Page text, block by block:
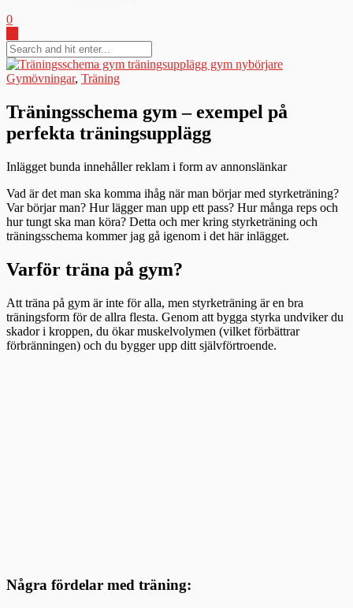
0
Gymövningar, Träning
Träningsschema gym – exempel på
perfekta träningsupplägg
Inlägget bunda innehåller reklam i form av annonslänkar
Vad är det man ska komma ihåg när man börjar med styrketräning?
Var börjar man? Hur lägger man upp ett pass? Hur många reps och
hur tungt ska man köra? Detta och mer kring styrketräning och
träningsschema kommer jag gå igenom i det här inlägget.
Varför träna på gym?
Att träna på gym är inte för alla, men styrketräning är en bra
träningsform för de allra flesta. Genom att bygga styrka undviker du
skador i kroppen, du ökar muskelvolymen (vilket förbättrar
förbränningen) och du bygger upp ditt självförtroende.
Några fördelar med träning: